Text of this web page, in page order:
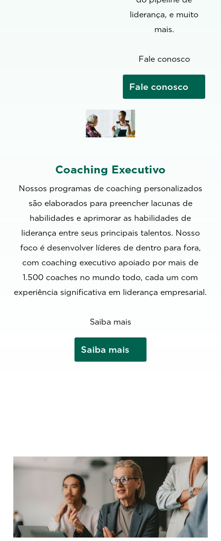
liderança, e muito
mais.
Fale conosco
Fale conosco
Coaching Executivo
Nossos programas de coaching personalizados
são elaborados para preencher lacunas de
habilidades e aprimorar as habilidades de
liderança entre seus principais talentos. Nosso
foco é desenvolver líderes de dentro para fora,
com coaching executivo apoiado por mais de
1.500 coaches no mundo todo, cada um com
experiência significativa em liderança empresarial.
Saiba mais
Saiba mais